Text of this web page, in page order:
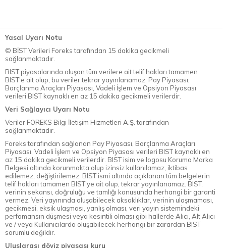
Yasal Uyarı Notu
© BİST Verileri Foreks tarafından 15 dakika gecikmeli
sağlanmaktadır.
BIST piyasalarında oluşan tüm verilere ait telif hakları tamamen
BIST'e ait olup, bu veriler tekrar yayınlanamaz. Pay Piyasası,
Borçlanma Araçları Piyasası, Vadeli İşlem ve Opsiyon Piyasası
verileri BIST kaynaklı en az 15 dakika gecikmeli verilerdir.
Veri Sağlayıcı Uyarı Notu
Veriler FOREKS Bilgi İletişim Hizmetleri A.Ş. tarafından
sağlanmaktadır.
Foreks tarafından sağlanan Pay Piyasası, Borçlanma Araçları
Piyasası, Vadeli İşlem ve Opsiyon Piyasası verileri BIST kaynaklı en
az 15 dakika gecikmeli verilerdir. BIST isim ve logosu Koruma Marka
Belgesi altında korunmakta olup izinsiz kullanılamaz, iktibas
edilemez, değiştirilemez. BIST ismi altında açıklanan tüm belgelerin
telif hakları tamamen BIST'ye ait olup, tekrar yayınlanamaz. BIST,
verinin sekansı, doğruluğu ve tamlığı konusunda herhangi bir garanti
vermez. Veri yayınında oluşabilecek aksaklıklar, verinin ulaşmaması,
gecikmesi, eksik ulaşması, yanlış olması, veri yayın sistemindeki
perfomansın düşmesi veya kesintili olması gibi hallerde Alıcı, Alt Alıcı
ve / veya Kullanıcılarda oluşabilecek herhangi bir zarardan BIST
sorumlu değildir.
Uluslarası döviz piyasası kuru